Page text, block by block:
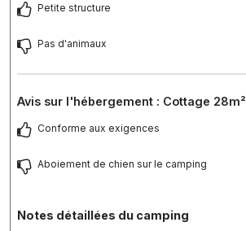
Petite structure
Pas d'animaux
Avis sur l'hébergement : Cottage 28m²
Conforme aux exigences
Aboiement de chien sur le camping
Notes détaillées du camping